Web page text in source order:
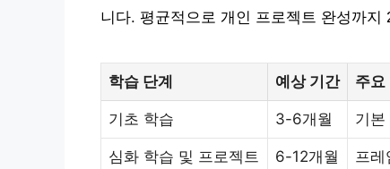
니다. 평균적으로 개인 프로젝트 완성까지
학습 단계 예상 기간 주요
기초 학습 3-6개월 기본
심화 학습 및 프로젝트 6-12개월 프